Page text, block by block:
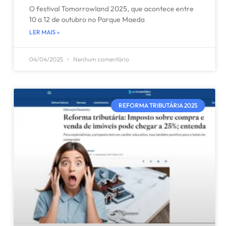
O festival Tomorrowland 2025, que acontece entre
10 a 12 de outubro no Parque Maeda
LER MAIS »
04/04/2025 Nenhum comentário
REFORMA TRIBUTÁRIA 2025